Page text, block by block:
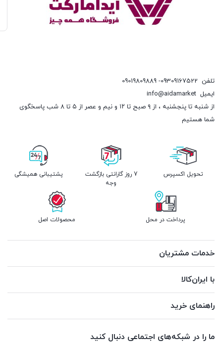
تلفن 09309167522- 09019809889
ایمیل info@aidamarket
از شنبه تا پنجشنبه ، از ۹ صبح تا ۱۲ و نیم و عصر از ۵ تا ۸ شب پاسخگوی
شما هستیم
تحویل اکسپرس
7 روز گارانتی بازگشت
وجه
پشتیبانی همیشگی
پرداخت در محل محصولات اصل
خدمات مشتریان
با ایران‌کالا
راهنمای خرید
ما را در شبکه‌های اجتماعی دنبال کنید